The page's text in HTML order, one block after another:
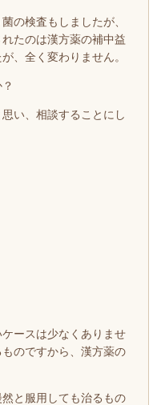
の検査もしましたが、
たのは漢方薬の補中益
、全く変わりません。
い、相談することにし
ースは少なくありませ
のですから、漢方薬の
と服用しても治るもの